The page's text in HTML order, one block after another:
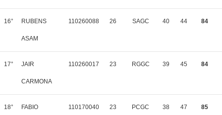
16° RUBENS
ASAM
110260088 26 SAGC 40 44 84
17° JAIR
CARMONA
110260017 23 RGGC 39 45 84
18° FABIO 110170040 23 PCGC 38 47 85